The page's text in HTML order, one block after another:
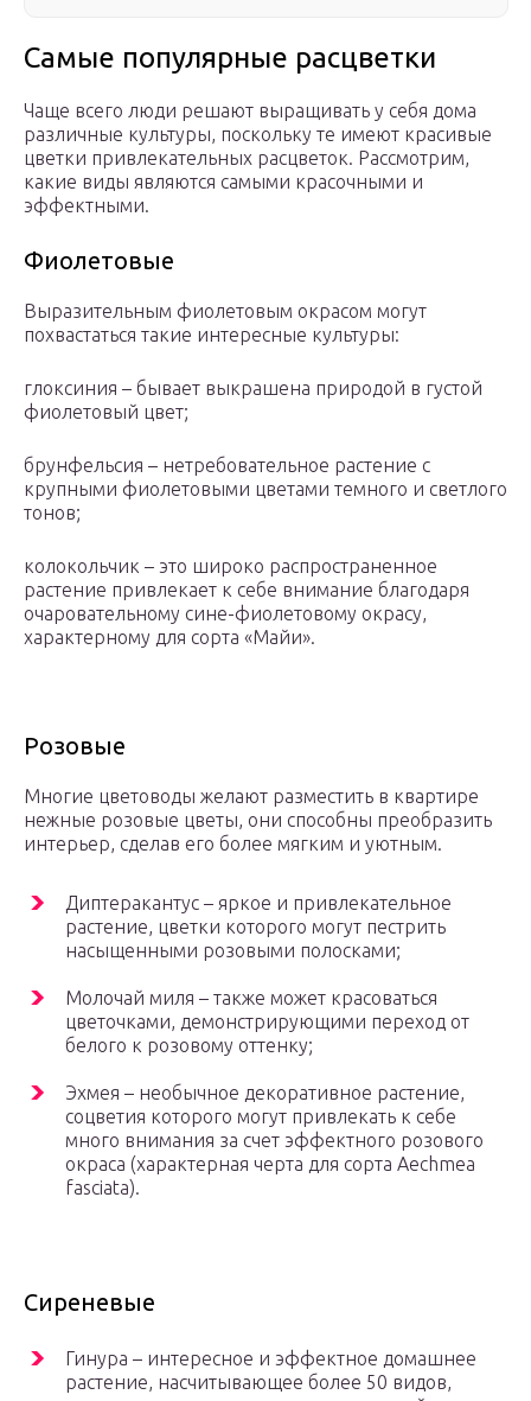
Самые популярные расцветки
Чаще всего люди решают выращивать у себя дома
различные культуры, поскольку те имеют красивые
цветки привлекательных расцветок. Рассмотрим,
какие виды являются самыми красочными и
эффектными.
Фиолетовые
Выразительным фиолетовым окрасом могут
похвастаться такие интересные культуры:
глоксиния – бывает выкрашена природой в густой
фиолетовый цвет;
брунфельсия – нетребовательное растение с
крупными фиолетовыми цветами темного и светлого
тонов;
колокольчик – это широко распространенное
растение привлекает к себе внимание благодаря
очаровательному сине-фиолетовому окрасу,
характерному для сорта «Майи».
Розовые
Многие цветоводы желают разместить в квартире
нежные розовые цветы, они способны преобразить
интерьер, сделав его более мягким и уютным.
Диптеракантус – яркое и привлекательное
растение, цветки которого могут пестрить
насыщенными розовыми полосками;
Молочай миля – также может красоваться
цветочками, демонстрирующими переход от
белого к розовому оттенку;
Эхмея – необычное декоративное растение,
соцветия которого могут привлекать к себе
много внимания за счет эффектного розового
окраса (характерная черта для сорта Aechmea
fasciata).
Сиреневые
Гинура – интересное и эффектное домашнее
растение, насчитывающее более 50 видов,